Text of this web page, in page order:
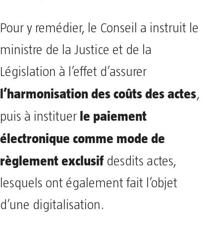
Pour y remédier, le Conseil a instruit le
ministre de la Justice et de la
Législation à l’effet d’assurer
l’harmonisation des coûts des actes,
puis à instituer le paiement
électronique comme mode de
règlement exclusifdesdits actes,
lesquels ont également fait l’objet
d’une digitalisation.